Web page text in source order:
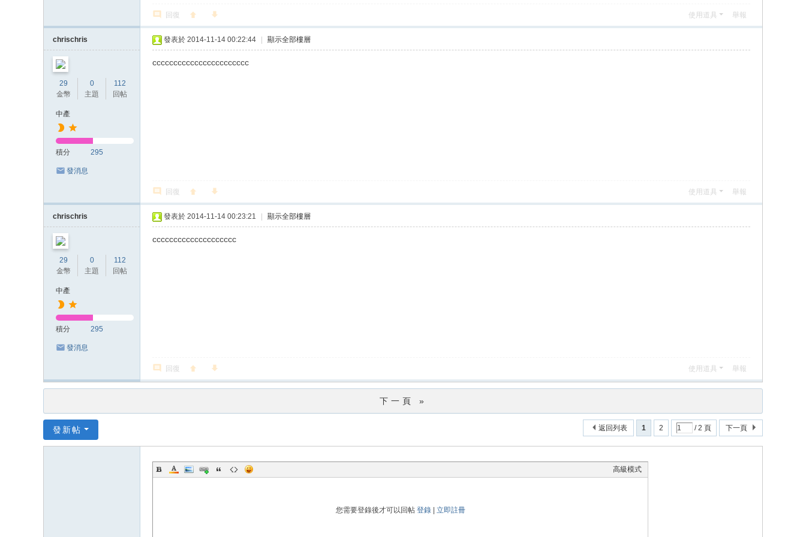
回復 使用道具 舉報
chrischris
29
金幣
0
主題
112
回帖
中產
積分 295
發消息
發表於 2014-11-14 00:22:44 顯示全部樓層
ccccccccccccccccccccccc
回復 使用道具 舉報
chrischris
29
金幣
0
主題
112
回帖
中產
積分 295
發消息
發表於 2014-11-14 00:23:21 顯示全部樓層
cccccccccccccccccccc
回復 使用道具 舉報
下一頁 »
1 2 / 2 頁 下一頁
返回列表
發新帖
高級模式
您需要登錄後才可以回帖 登錄| 立即註冊